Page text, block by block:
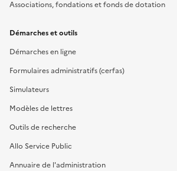
Associations, fondations et fonds de dotation
Démarches et outils
Démarches en ligne
Formulaires administratifs (cerfas)
Simulateurs
Modèles de lettres
Outils de recherche
Allo Service Public
Annuaire de l'administration